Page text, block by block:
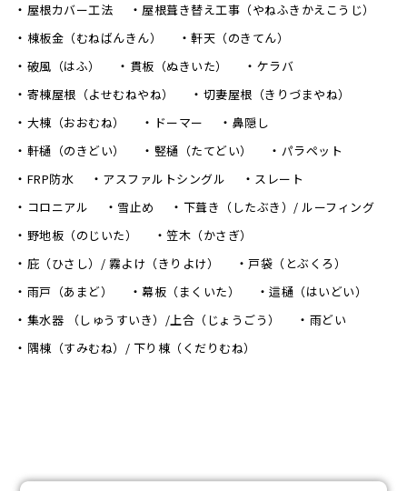
屋根カバー工法
屋根葺き替え工事（やねふきかえこうじ）
棟板金（むねばんきん）
軒天（のきてん）
破風（はふ）
貫板（ぬきいた）
ケラバ
寄棟屋根（よせむねやね）
切妻屋根（きりづまやね）
大棟（おおむね）
ドーマー
鼻隠し
軒樋（のきどい）
竪樋（たてどい）
パラペット
FRP防水
アスファルトシングル
スレート
コロニアル
雪止め
下葺き（したぶき）/ ルーフィング
野地板（のじいた）
笠木（かさぎ）
庇（ひさし）/ 霧よけ（きりよけ）
戸袋（とぶくろ）
雨戸（あまど）
幕板（まくいた）
這樋（はいどい）
集水器 （しゅうすいき）/上合（じょうごう）
雨どい
隅棟（すみむね）/ 下り棟（くだりむね）